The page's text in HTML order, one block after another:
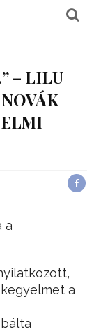
– LILU
a
a